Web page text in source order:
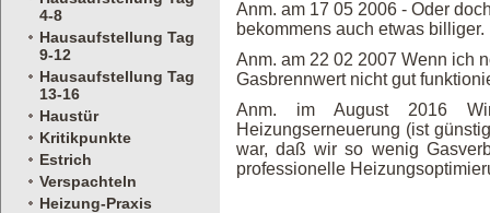
4-8
Hausaufstellung Tag
9-12
Hausaufstellung Tag
13-16
Haustür
Kritikpunkte
Estrich
Verspachteln
Heizung-Praxis
Anm. am 17 05 2006 - Oder
bekommens auch etwas billiger.
Anm. am 22 02 2007 Wenn ich
Gasbrennwert nicht gut
Anm. im August 2016 Wir
Heizungserneuerung (ist
war, daß wir so wenig
professionelle